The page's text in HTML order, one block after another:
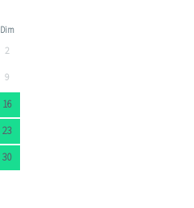
Dim
2
9
16
23
30